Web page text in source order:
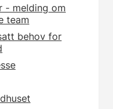
- melding om
team
behov for